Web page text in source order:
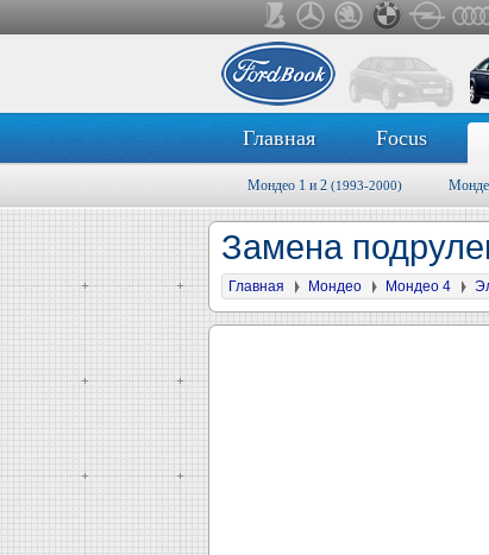
Главная Focus
Мондео 1 и 2 (1993-2000)
Замена
Главная Мондео Мондео 4